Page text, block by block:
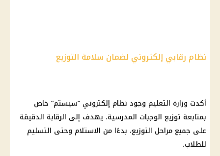
نظام رقابي إلكتروني لضمان سلامة التوزيع
أكدت وزارة التعليم وجود نظام إلكتروني “سيستم” خاص
بمتابعة توزيع الوجبات المدرسية، يهدف إلى الرقابة الدقيقة
على جميع مراحل التوزيع، بدءًا من الاستلام وحتى التسليم
للطلاب.